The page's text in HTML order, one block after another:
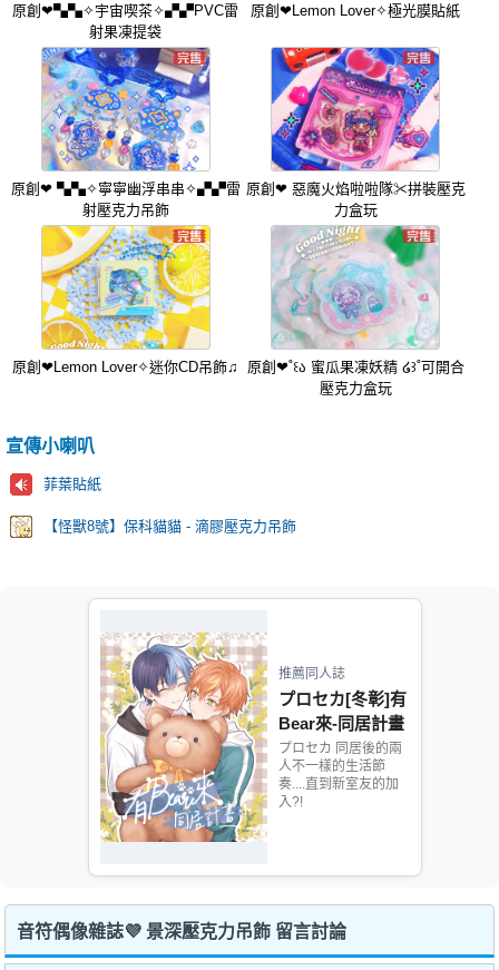
原創❤▚▚✧宇宙喫茶✧▞▞PVC雷
射果凍提袋
原創❤Lemon Lover✧極光膜貼紙
原創❤ ▚▚✧寧寧幽浮串串✧▞▞雷
射壓克力吊飾
原創❤ 惡魔火焰啦啦隊✂拼裝壓克
力盒玩
原創❤Lemon Lover✧迷你CD吊飾♫
原創❤˚꒰ა 蜜瓜果凍妖精 ໒꒱˚可開合
壓克力盒玩
宣傳小喇叭
菲葉貼紙
【怪獸8號】保科貓貓 - 滴膠壓克力吊飾
推薦同人誌
プロセカ[冬彰]有
Bear來-同居計畫
プロセカ 同居後的兩
人不一樣的生活節
奏....直到新室友的加
入?!
音符偶像雜誌💜 景深壓克力吊飾 留言討論